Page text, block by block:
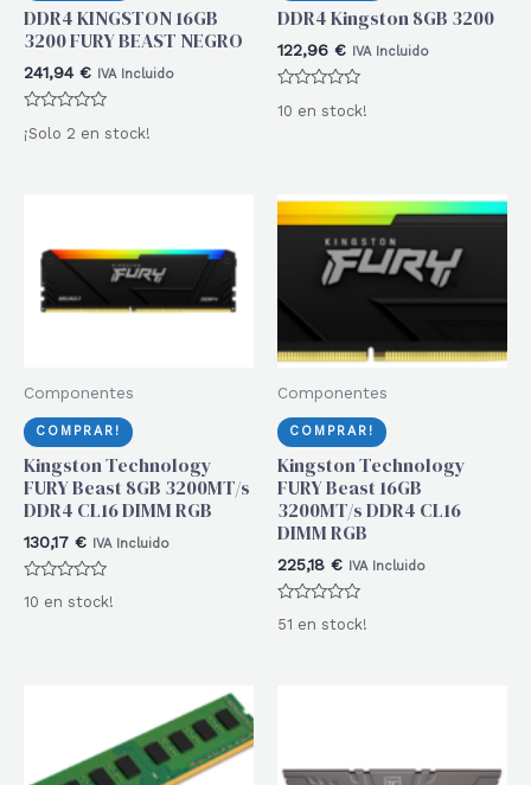
DDR4 KINGSTON 16GB
3200 FURY BEAST NEGRO
241,94 € IVA Incluido
Valorado
con
¡Solo 2 en stock!
DDR4 Kingston 8GB 3200
122,96 € IVA Incluido
con
10 en stock!
Componentes
COMPRAR!
Kingston Technology
FURY Beast 8GB 3200MT/s
DDR4 CL16 DIMM RGB
130,17 € IVA Incluido
con
10 en stock!
Componentes
COMPRAR!
Kingston Technology
FURY Beast 16GB
3200MT/s DDR4 CL16
DIMM RGB
225,18 € IVA Incluido
con
51 en stock!